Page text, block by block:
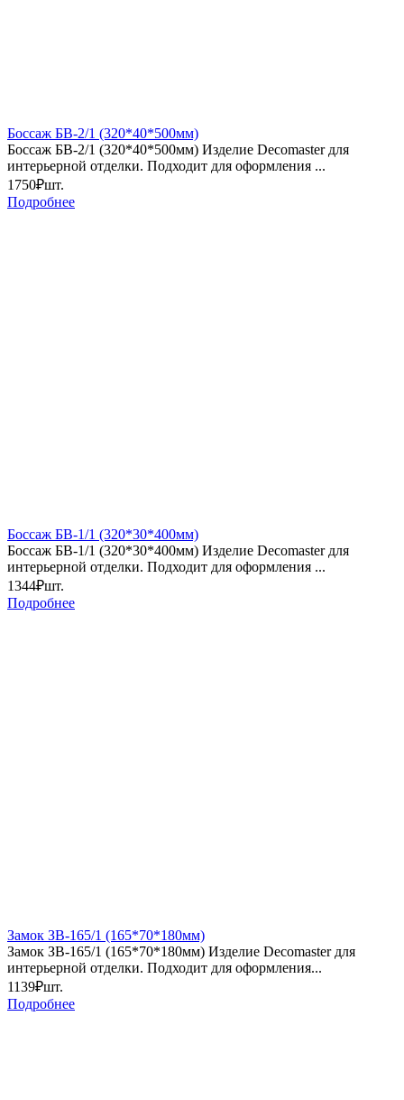
Боссаж БВ-2/1 (320*40*500мм)
Боссаж БВ-2/1 (320*40*500мм) Изделие Decomaster для
интерьерной отделки. Подходит для оформления ...
1750₽шт.
Подробнее
Боссаж БВ-1/1 (320*30*400мм)
Боссаж БВ-1/1 (320*30*400мм) Изделие Decomaster для
интерьерной отделки. Подходит для оформления ...
1344₽шт.
Подробнее
Замок ЗВ-165/1 (165*70*180мм)
Замок ЗВ-165/1 (165*70*180мм) Изделие Decomaster для
интерьерной отделки. Подходит для оформления...
1139₽шт.
Подробнее